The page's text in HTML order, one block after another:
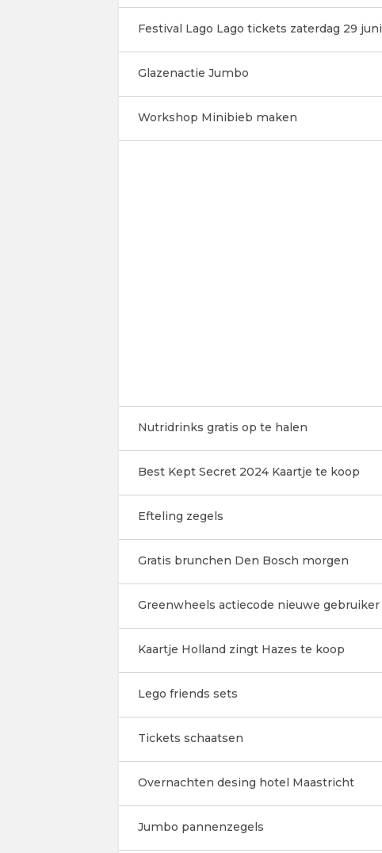
Festival Lago Lago tickets zaterdag 29 juni
Glazenactie Jumbo
Workshop Minibieb maken
Nutridrinks gratis op te halen
Best Kept Secret 2024 Kaartje te koop
Efteling zegels
Gratis brunchen Den Bosch morgen
Greenwheels actiecode nieuwe gebruiker
Kaartje Holland zingt Hazes te koop
Lego friends sets
Tickets schaatsen
Overnachten desing hotel Maastricht
Jumbo pannenzegels